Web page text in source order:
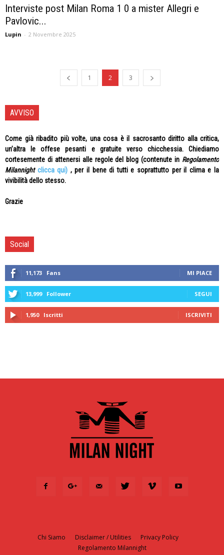
Interviste post Milan Roma 1 0 a mister Allegri e
Pavlovic...
Lupin - 2 Novembre 2025
1 2 3
AVVISO
Come già ribadito più volte, una cosa è il sacrosanto diritto alla critica,
un’altra le offese pesanti e gratuite verso chicchessia. Chiediamo
cortesemente di attenersi alle regole del blog (contenute in Regolamento
Milannight clicca qui) , per il bene di tutti e soprattutto per il clima e la
vivibilità dello stesso.
Grazie
Social
11,173 Fans MI PIACE
13,999 Follower SEGUI
1,950 Iscritti ISCRIVITI
Chi Siamo Disclaimer / Utilities
Privacy Policy
Regolamento Milannight